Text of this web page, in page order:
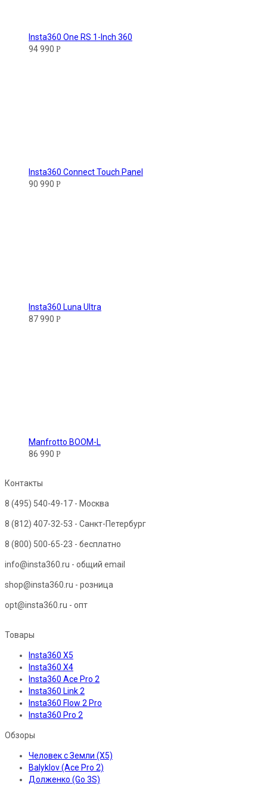
Insta360 One RS 1-Inch 360
94 990 Р
Insta360 Connect Touch Panel
90 990 Р
Insta360 Luna Ultra
87 990 Р
Manfrotto BOOM-L
86 990 Р
Контакты
8 (495) 540-49-17 - Москва
8 (812) 407-32-53 - Санкт-Петербург
8 (800) 500-65-23 - бесплатно
info@insta360.ru - общий email
shop@insta360.ru - розница
opt@insta360.ru - опт
Товары
Insta360 X5
Insta360 X4
Insta360 Ace Pro 2
Insta360 Link 2
Insta360 Flow 2 Pro
Insta360 Pro 2
Обзоры
Человек с Земли (X5)
Balyklov (Ace Pro 2)
Долженко (Go 3S)